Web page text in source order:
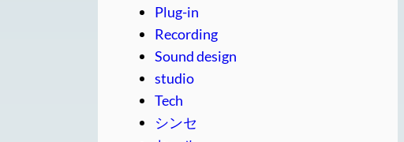
Plug-in
Recording
Sound design
studio
Tech
シンセ